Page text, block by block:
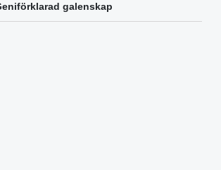
galenskap